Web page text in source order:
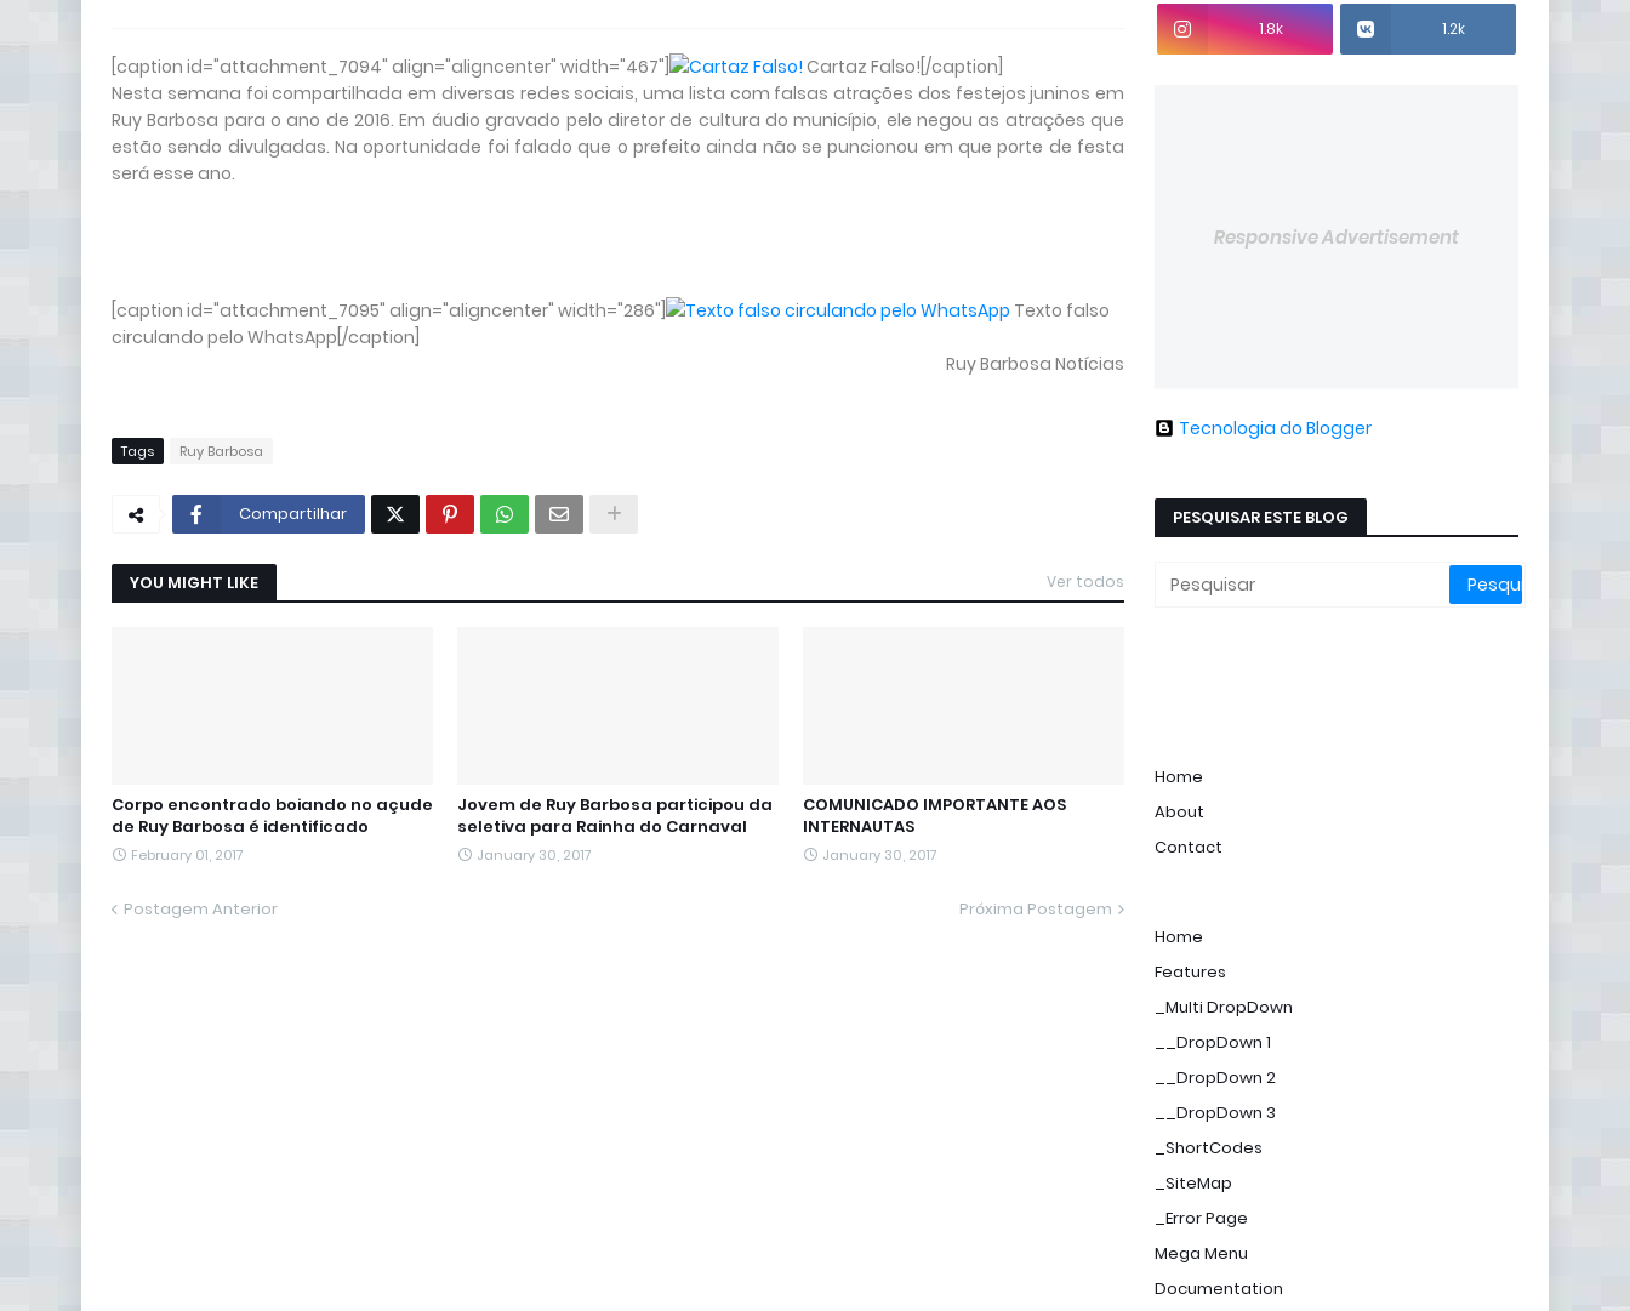
[caption id="attachment_7094" align="aligncenter" width="467"]
Cartaz Falso![/caption]
Nesta semana foi compartilhada em diversas redes sociais, uma lista com falsas atrações dos festejos juninos em
Ruy Barbosa para o ano de 2016. Em áudio gravado pelo diretor de cultura do município, ele negou as atrações que
estão sendo divulgadas. Na oportunidade foi falado que o prefeito ainda não se puncionou em que porte de festa
será esse ano.
[caption id="attachment_7095" align="aligncenter" width="286"]
Texto falso
circulando pelo WhatsApp[/caption]
Ruy Barbosa Notícias
Tags Ruy Barbosa
Compartilhar
YOU MIGHT LIKE Ver todos
Corpo encontrado boiando no açude
de Ruy Barbosa é identificado
February 01, 2017
Jovem de Ruy Barbosa participou da
seletiva para Rainha do Carnaval
January 30, 2017
COMUNICADO IMPORTANTE AOS
INTERNAUTAS
January 30, 2017
Postagem Anterior Próxima Postagem
1.8k 1.2k
Responsive Advertisement
Tecnologia do Blogger
PESQUISAR ESTE BLOG
Home
About
Contact
Home
Features
_Multi DropDown
__DropDown 1
__DropDown 2
__DropDown 3
_ShortCodes
_SiteMap
_Error Page
Mega Menu
Documentation